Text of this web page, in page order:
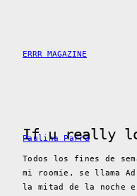
contenido
ERRR MAGAZINE
If u really
Paulina Parra
Todos los fines de
mi roomie, se llama
la mitad de la